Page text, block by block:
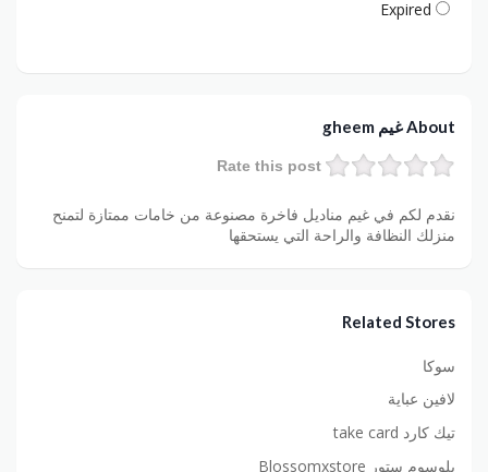
Expired
About غيم gheem
Rate this post
نقدم لكم في غيم مناديل فاخرة مصنوعة من خامات ممتازة لتمنح
منزلك النظافة والراحة التي يستحقها
Related Stores
سوكا
لافين عباية
تيك كارد take card
بلوسوم ستور Blossomxstore